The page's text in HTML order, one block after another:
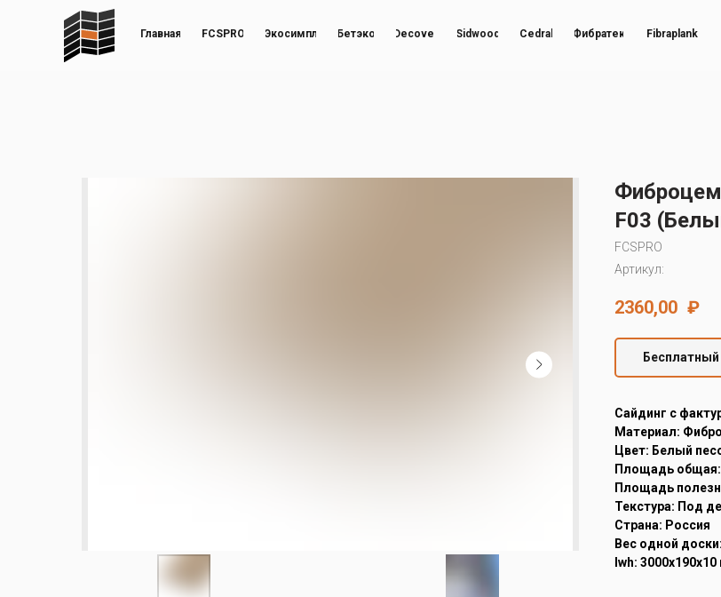
Главная FCSPRO Бетэко Decover Sidwood Cedral Фибратек
Экосимпл Fibraplank
F03
FCSPRO
Артикул:
2360,00 ₽
Бесплатный
Cайдинг с
Материал:
Цвет: Белый
Площадь общая:
Площадь
Текстура: Под
Страна: Россия
Вес одной
lwh: 3000x190x10